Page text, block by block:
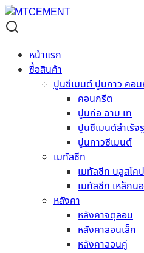
หน้าแรก
ซื้อสินค้า
ปูนซีเมนต์ ปูนกาว คอ
คอนกรีต
ปูนก่อ ฉาบ เท
ปูนซีเมนต์สำเร็จ
ปูนกาวซีเมนต์
เมทัลชีท
เมทัลชีท บลูสโคป
เมทัลชีท เหล็กน
หลังคา
หลังคาจตุลอน
หลังคาลอนเล็ก
หลังคาลอนคู่
เลือกใช้ แผ่นยิปซั่ม
เรียบง่า
20/12/2025 20/11/2025
การตกแต่งสไตล์มินิมอลเป็นสไตล์
ยาวนาน เนื่องจากแนวคิดน้อยแต่
โปร่งโล่ง สบายตา และประหยัดม
การเลือกใช้เฟอร์นิเจอร์ก็จะเลือก
เน้นไปที่ฟังก์ชันการใช้งาน และนอ
แล้ว การเลือกใช้วัสดุเองก็เป็นตัว
คุณสวยงามโมเดิร์นได้ดี วันนี้เราจึ
ที่นอกจากจะติดตั้งง่าย และ
งานได้ยาวนานเป็นสิบๆปี !